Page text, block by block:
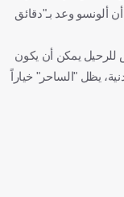
ألونسو وعد بـ"دقائق
للرحيل يمكن أن يكون
يظل "الساحر" خياراً